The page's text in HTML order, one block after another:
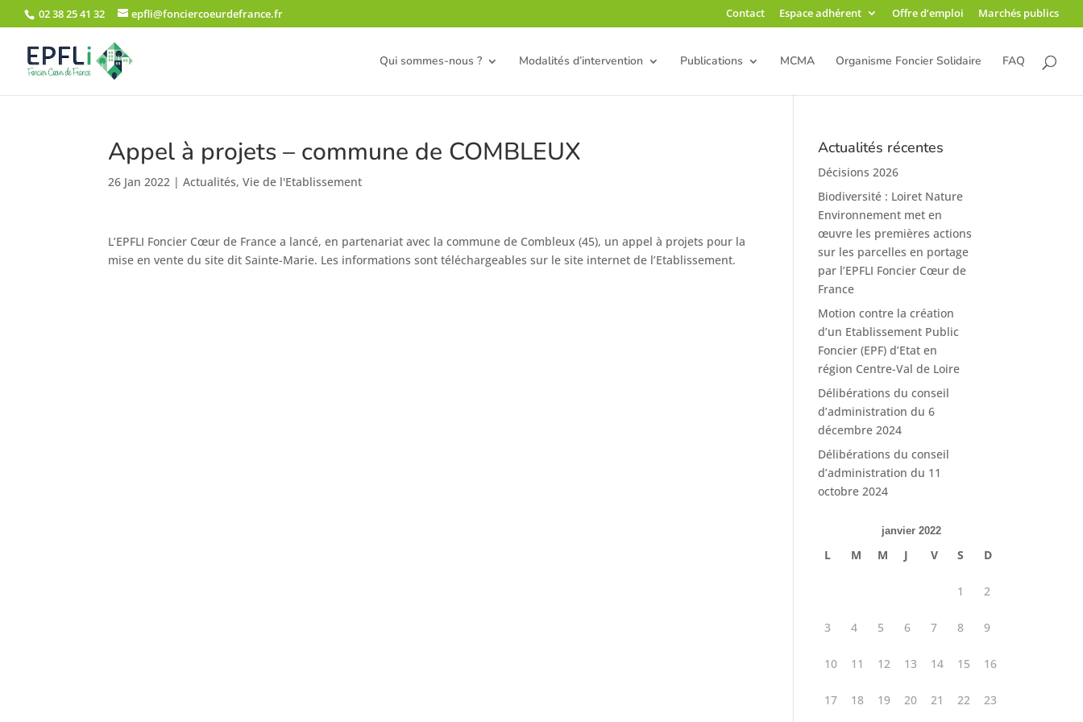
02 38 25 41 32 epfli@fonciercoeurdefrance.fr Contact Espace adhérent Offre d’emploi Marchés publics
Qui sommes-nous ? Modalités d’intervention Publications MCMA Organisme Foncier Solidaire FAQ
Appel à projets – commune de COMBLEUX
26 Jan 2022 |Actualités,Vie de l'Etablissement
L’EPFLI Foncier Cœur de France a lancé, en partenariat avec la commune de Combleux (45), un appel à projets pour la
mise en vente du site dit Sainte-Marie. Les informations sont téléchargeables sur le site internet de l’Etablissement.
Actualités récentes
Décisions 2026
Biodiversité : Loiret Nature
Environnement met en
œuvre les premières actions
sur les parcelles en portage
par l’EPFLI Foncier Cœur de
France
Motion contre la création
d’un Etablissement Public
Foncier (EPF) d’Etat en
région Centre-Val de Loire
Délibérations du conseil
d’administration du 6
décembre 2024
Délibérations du conseil
d’administration du 11
octobre 2024
janvier 2022
L M M J V S D
1 2
3 4 5 6 7 8 9
10 11 12 13 14 15 16
17 18 19 20 21 22 23